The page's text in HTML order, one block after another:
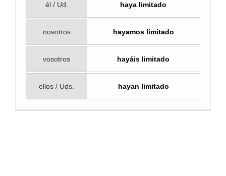
él / Ud. haya limitado
nosotros hayamos limitado
vosotros hayáis limitado
ellos / Uds. hayan limitado